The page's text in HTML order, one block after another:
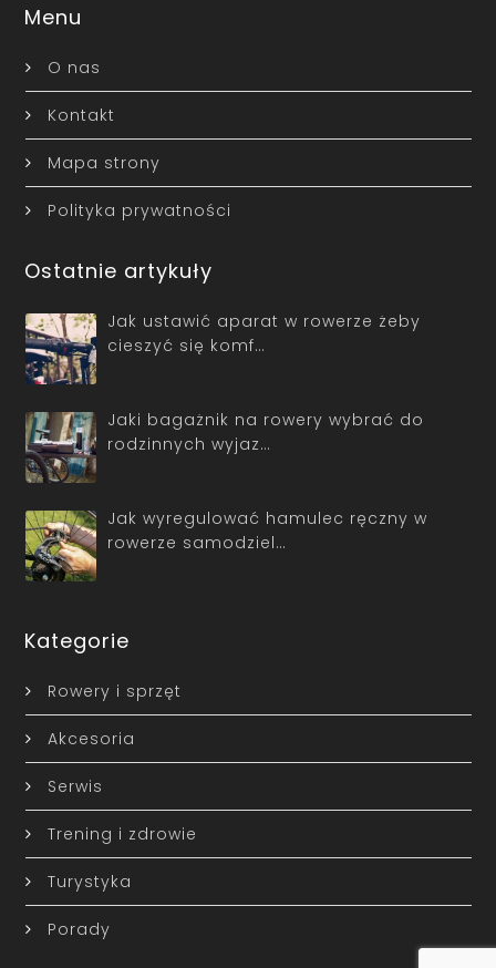
Menu
O nas
Kontakt
Mapa strony
Polityka prywatności
Ostatnie artykuły
Jak ustawić aparat w rowerze żeby
cieszyć się komf…
Jaki bagażnik na rowery wybrać do
rodzinnych wyjaz…
Jak wyregulować hamulec ręczny w
rowerze samodziel…
Kategorie
Rowery i sprzęt
Akcesoria
Serwis
Trening i zdrowie
Turystyka
Porady